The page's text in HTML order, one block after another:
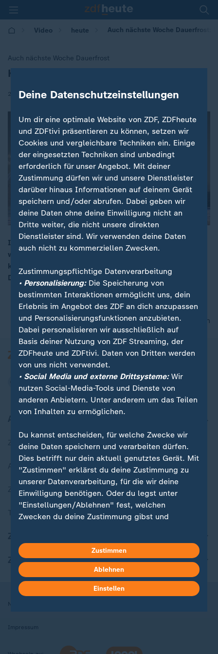
Video heute Auch nächste Woche Dauerfrost:
Auch nächste Woche Dauerfrost
:Klirrende Kälte in Deutschland
25.02.2018 | 15:23
In Deutschland muss man sich weiterhin auf Kälte mit
weniger als minus 20 Grad einstellen. Für die
kommende Woche sagen die Meteorologen weiterhin
Dauerfrost voraus.
nach oben
Zuletzt veröffentlicht
Aktuelle Sendungs-Videos
ZDFheute Stories
Themen im Überblick
ZDFheute Apps
Nutzungsbedingungen
Impressum
Deine Datenschutzeinstellungen
Um dir eine optimale Website von ZDF, ZDFheute
und ZDFtivi präsentieren zu können, setzen wir
Cookies und vergleichbare Techniken ein. Einige
der eingesetzten Techniken sind unbedingt
erforderlich für unser Angebot. Mit deiner
Zustimmung dürfen wir und unsere Dienstleister
darüber hinaus Informationen auf deinem Gerät
speichern und/oder abrufen. Dabei geben wir
deine Daten ohne deine Einwilligung nicht an
Dritte weiter, die nicht unsere direkten
Dienstleister sind. Wir verwenden deine Daten
auch nicht zu kommerziellen Zwecken.
Zustimmungspflichtige Datenverarbeitung
• Personalisierung:Die Speicherung von
bestimmten Interaktionen ermöglicht uns, dein
Erlebnis im Angebot des ZDF an dich anzupassen
und Personalisierungsfunktionen anzubieten.
Dabei personalisieren wir ausschließlich auf
Basis deiner Nutzung von ZDF Streaming, der
ZDFheute und ZDFtivi. Daten von Dritten werden
von uns nicht verwendet.
• Social Media und externe Drittsysteme:Wir
nutzen Social-Media-Tools und Dienste von
anderen Anbietern. Unter anderem um das Teilen
von Inhalten zu ermöglichen.
Du kannst entscheiden, für welche Zwecke wir
deine Daten speichern und verarbeiten dürfen.
Dies betrifft nur dein aktuell genutztes Gerät. Mit
"Zustimmen" erklärst du deine Zustimmung zu
unserer Datenverarbeitung, für die wir deine
Einwilligung benötigen. Oder du legst unter
"Einstellungen/Ablehnen" fest, welchen
Zwecken du deine Zustimmung gibst und
in deinen Einstellungen widerrufen oder ändern.
Hier findest du das Impressum.
Weitere Informationen findest du in unserer
Datenschutzerklärung.
Zustimmen
Ablehnen
Einstellen